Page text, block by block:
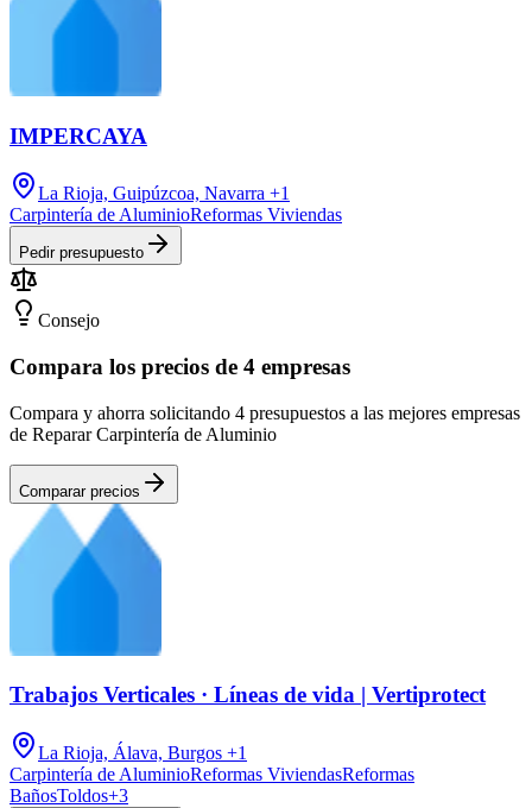
IMPERCAYA
La Rioja, Guipúzcoa, Navarra +1
Carpintería de AluminioReformas Viviendas
Pedir presupuesto
Consejo
Compara los precios de 4 empresas
Compara y ahorra solicitando 4 presupuestos a las mejores empresas
de Reparar Carpintería de Aluminio
Comparar precios
Trabajos Verticales · Líneas de vida | Vertiprotect
La Rioja, Álava, Burgos +1
Carpintería de AluminioReformas ViviendasReformas
BañosToldos+3